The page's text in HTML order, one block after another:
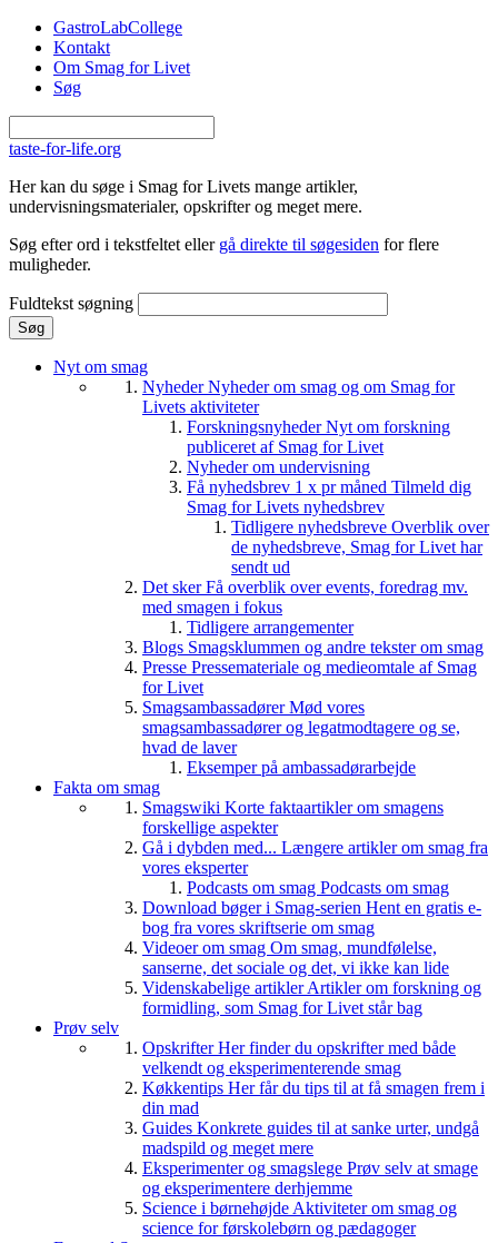
Gå til hovedindhold
GastroLabCollege
Kontakt
Om Smag for Livet
Søg
taste-for-life.org
Her kan du søge i Smag for Livets mange artikler,
undervisningsmaterialer, opskrifter og meget mere.
Søg efter ord i tekstfeltet eller gå direkte til søgesiden for flere
muligheder.
Fuldtekst søgning
Nyt om smag
NyhederNyheder om smag og om Smag for
Livets aktiviteter
ForskningsnyhederNyt om forskning
publiceret af Smag for Livet
Nyheder om undervisning
Få nyhedsbrev 1 x pr måned Tilmeld dig
Smag for Livets nyhedsbrev
Tidligere nyhedsbreve Overblik over
de nyhedsbreve, Smag for Livet har
sendt ud
Det skerFå overblik over events, foredrag mv.
med smagen i fokus
Tidligere arrangementer
Blogs Smagsklummen og andre tekster om smag
Presse Pressemateriale og medieomtale af Smag
for Livet
SmagsambassadørerMød vores
smagsambassadører og legatmodtagere og se,
hvad de laver
Eksemper på ambassadørarbejde
Fakta om smag
Smagswiki Korte faktaartikler om smagens
forskellige aspekter
Gå i dybden med... Længere artikler om smag fra
vores eksperter
Podcasts om smag Podcasts om smag
Download bøger i Smag-serien Hent en gratis e-
bog fra vores skriftserie om smag
Videoer om smag Om smag, mundfølelse,
sanserne, det sociale og det, vi ikke kan lide
Videnskabelige artiklerArtikler om forskning og
formidling, som Smag for Livet står bag
Prøv selv
OpskrifterHer finder du opskrifter med både
velkendt og eksperimenterende smag
Køkkentips Her får du tips til at få smagen frem i
din mad
Guides Konkrete guides til at sanke urter, undgå
madspild og meget mere
Eksperimenter og smagslege Prøv selv at smage
og eksperimentere derhjemme
Science i børnehøjde Aktiviteter om smag og
science for førskolebørn og pædagoger